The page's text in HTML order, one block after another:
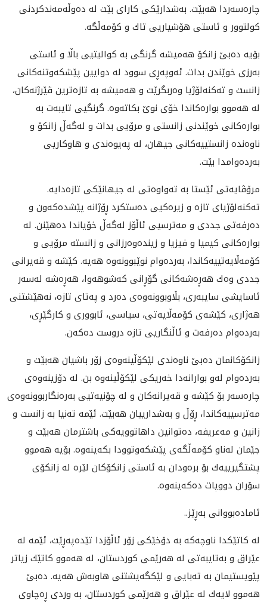
چاره‌سه‌ردا هه‌بێت. به‌شدارێكى كارای بێت له‌ ده‌وڵه‌مه‌ندكردنى
كولتوور و ئاستى هۆشياريى تاك و كۆمه‌ڵگه‌‌.
بۆيه‌ ده‌بێ زانكۆ هه‌ميشه‌ گرنگى به‌ كواليتيى باڵا و ئاستى
به‌رزى خوێندن بدات. ئه‌وپه‌ڕى سوود له‌ دوايين پێشكه‌وتنه‌كانى
زانست و ته‌كنه‌لۆژيا وه‌ربگرێت و هه‌ميشه‌ به‌ تازه‌ترين ڤێرژنه‌كان،
له‌ هه‌موو بواره‌كاندا خۆى نوێ بكاته‌وه‌. گرنگيى تايبه‌ت به‌
بواره‌كانى خوێندنى زانستى و مرۆيى بدات و له‌گه‌ڵ زانكۆ و
ناوه‌نده‌ زانستييه‌كانى جيهان، له‌ په‌يوه‌ندى و هاوكاريى
به‌رده‌وامدا بێت.
مرۆڤايه‌تى ئێستا به‌ ته‌واوه‌تى له‌ جيهانێكى تازه‌دايه‌.
ته‌كنه‌لۆژياى تازه‌ و زيره‌كيى ده‌ستكرد ڕۆژانه‌ پێشده‌كه‌ون و
ده‌رفه‌تى جددى و مه‌ترسيى ئاڵۆز له‌گه‌ڵ خۆياندا ده‌هێنن. له‌
بواره‌كانى كيميا و فيزيا و زينده‌وه‌رزانى و زانسته‌ مرۆيى و
كۆمه‌ڵايه‌تييه‌كاندا، به‌رده‌وام نوێبوونه‌وه‌ هه‌يه‌. كێشه‌ و قه‌يرانى
جددى وه‌ك هه‌ڕه‌شه‌كانى گۆڕانى كه‌شوهه‌وا، هه‌ڕه‌شه‌ له‌سه‌ر
ئاسايشى سايبه‌رى، بڵاوبوونه‌وه‌ى ده‌رد و په‌تاى تازه‌، نه‌هێشتنى
هه‌ژارى، كێشه‌ى كۆمه‌ڵايه‌تى، سياسى، ئابوورى و كارگێڕى‌،
به‌رده‌وام ده‌رفه‌ت و ئاڵنگاريى تازه‌ دروست ده‌كه‌ن.
زانكۆكانمان ده‌بێ ناوه‌ندى لێكۆڵينه‌وه‌ى زۆر باشيان هه‌بێت و
به‌رده‌وام له‌و بوارانه‌دا خه‌ريكى لێكۆڵينه‌وه‌ بن. له‌ دۆزينه‌وه‌ى
چاره‌سه‌ر بۆ كێشه‌ و قه‌يرانه‌كان و له‌ چۆنيه‌تيى به‌ره‌نگاربوونه‌وه‌ى
مه‌ترسييه‌كاندا، ڕۆڵ و به‌شدارييان هه‌بێت. ئێمه‌ ته‌نيا به‌ زانست و
زانين و مه‌عريفه‌، ده‌توانين داهاتوويه‌كى باشترمان هه‌بێت و
جێمان له‌ناو كۆمه‌ڵگه‌ی‌ پێشكه‌وتوودا بكه‌ينه‌وه‌. بۆيه‌ هه‌موو
پشتگيرييه‌ك بۆ بره‌ودان به‌ ئاستى زانكۆكان لێره‌ له‌ زانكۆی
سۆران دووپات ده‌كه‌ينه‌وه‌.
ئاماده‌بووانى به‌ڕێز..
له‌ كاتێكدا ناوچه‌كه‌ به‌ دۆخێكى زۆر ئاڵۆزدا تێده‌په‌ڕێت، ئێمه‌ له‌
عێراق و به‌تايبه‌تى له‌ هه‌رێمى كوردستان، له‌ هه‌موو كاتێك زياتر
پێويستيمان به‌ ته‌بايى و لێكگه‌يشتنى هاوبه‌ش هه‌يه‌. ده‌بێ
هه‌موو لايه‌ك له‌ عێراق و هه‌رێمى كوردستان، به‌ وردى ڕه‌چاوى